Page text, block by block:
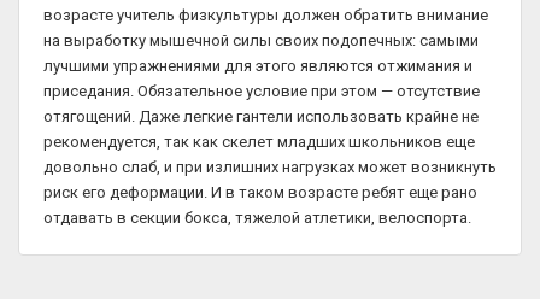
возрасте учитель физкультуры должен обратить внимание
на выработку мышечной силы своих подопечных: самыми
лучшими упражнениями для этого являются отжимания и
приседания. Обязательное условие при этом — отсутствие
отягощений. Даже легкие гантели использовать крайне не
рекомендуется, так как скелет младших школьников еще
довольно слаб, и при излишних нагрузках может возникнуть
риск его деформации. И в таком возрасте ребят еще рано
отдавать в секции бокса, тяжелой атлетики, велоспорта.